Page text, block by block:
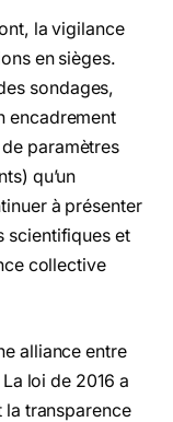
la vigilance
en sièges.
sondages,
encadrement
paramètres
qu’un
à présenter
scientifiques et
collective
alliance entre
loi de 2016 a
la transparence